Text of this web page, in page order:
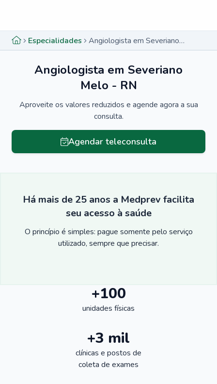
Especialidades Angiologista em Severiano Melo - RN
Angiologista em Severiano
Melo - RN
Aproveite os valores reduzidos e agende agora a sua
consulta.
Agendar teleconsulta
Há mais de 25 anos a Medprev facilita
seu acesso à saúde
O princípio é simples: pague somente pelo serviço
utilizado, sempre que precisar.
+100
unidades físicas
+3 mil
clínicas e postos de
coleta de exames